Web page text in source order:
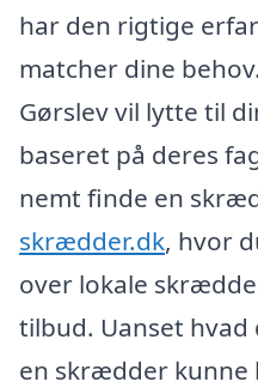
har den rigtige
matcher dine
Gørslev vil lytte til
baseret på deres
nemt finde en
skrædder.dk, hvor
over lokale
tilbud. Uanset hvad
en skrædder